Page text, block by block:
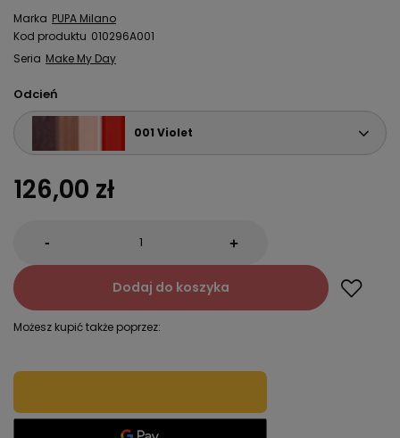
Marka PUPA Milano
Kod produktu 010296A001
Seria Make My Day
Odcień
001 Violet
126,00 zł
- +
Dodaj do koszyka
Możesz kupić także poprzez: